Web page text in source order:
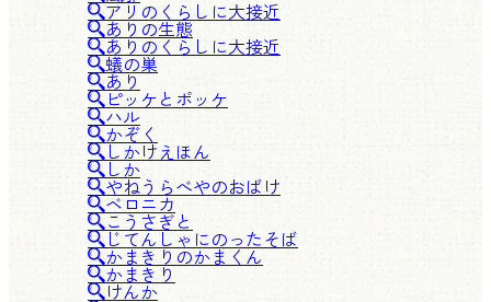
アリのくらしに大接近
ありの生態
ありのくらしに大接近
蟻の巣
あり
ピッケとポッケ
ハル
かぞく
しかけえほん
しか
やねうらべやのおばけ
ベロニカ
こうさぎと
じてんしゃにのったそば
かまきりのかまくん
かまきり
けんか